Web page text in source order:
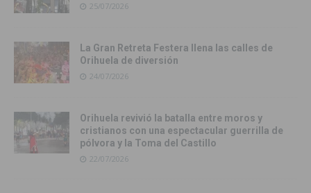
25/07/2026
La Gran Retreta Festera llena las calles de
Orihuela de diversión
24/07/2026
Orihuela revivió la batalla entre moros y
cristianos con una espectacular guerrilla de
pólvora y la Toma del Castillo
22/07/2026